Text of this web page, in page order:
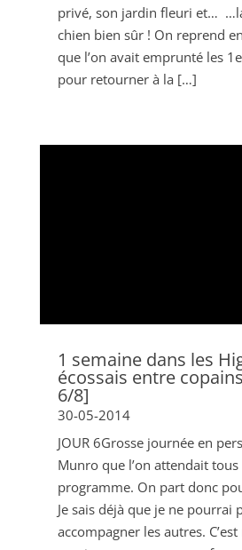
privé, son jardin fleuri et…
chien bien sûr ! On reprend
que l’on avait emprunté les
pour retourner à la […]
1 semaine dans les
écossais entre
6/8]
30-05-2014
JOUR 6Grosse journée en
Munro que l’on attendait tous
programme. On part donc
Je sais déjà que je ne pourrai
accompagner les autres.